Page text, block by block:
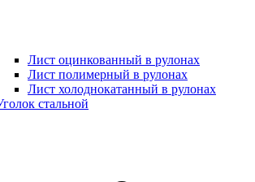
Лист оцинкованный в рулонах
Лист полимерный в рулонах
Лист холоднокатанный в рулонах
стальной